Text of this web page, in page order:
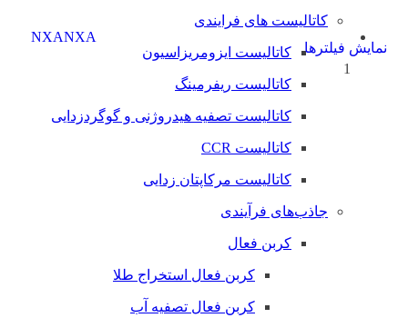
کاتالیست های فرایندی
کاتالیست ایزومریزاسیون
کاتالیست ریفرمینگ
کاتالیست تصفیه هیدروژنی و گوگردزدایی
کاتالیست CCR
کاتالیست مرکاپتان زدایی
جاذب‌های فرآیندی
کربن فعال
کربن فعال استخراج طلا
کربن فعال تصفیه آب
NXANXA
1
نمایش فیلترها